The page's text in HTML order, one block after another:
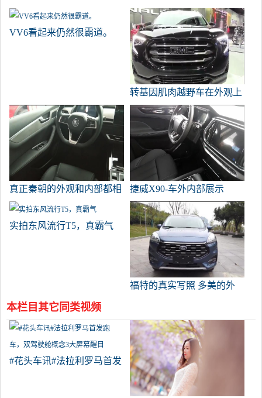
VV6看起来仍然很霸道。
转基因肌肉越野车在外观上
太霸道了
真正秦朝的外观和内部都相
当好看。
捷威X90-车外内部展示
实拍东风流行T5，真霸气
福特的真实写照 多美的外
本栏目其它同类视频
#花头车讯#法拉利罗马首发